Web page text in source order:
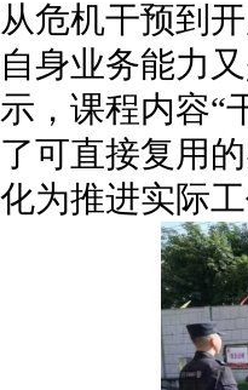
从危机干预到
自身业务能力
示，课程内容“
了可直接复用
化为推进实际